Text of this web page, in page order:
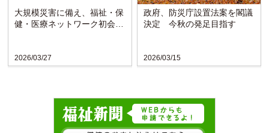
2026/03/27
大規模災害に備え、福祉・保
健・医療ネットワーク初会合
2026/03/15
政府、防災庁設置法案を閣議
決定 今秋の発足目指す